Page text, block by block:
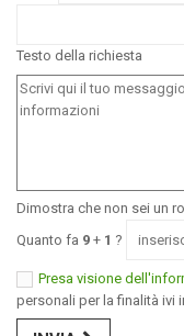
Testo della richiesta
Dimostra che non sei un
Quanto fa 9 + 1 ?
Presa visione
personali per la finalità ivi